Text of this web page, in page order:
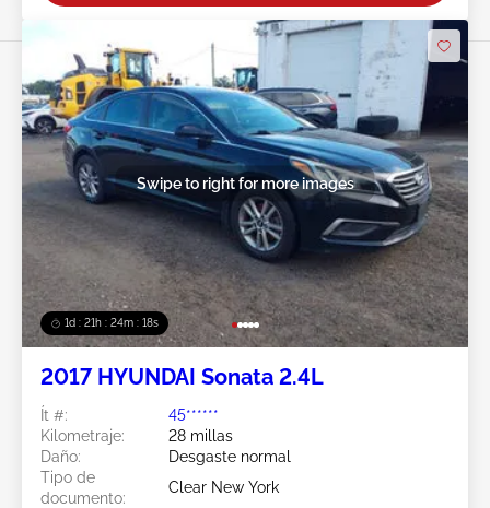
1d : 21h : 24m : 15s
Swipe to right for more images
2017 HYUNDAI Sonata 2.4L
Ít #:
45******
Kilometraje:
28 millas
Daño:
Desgaste normal
Tipo de
documento:
Clear New York